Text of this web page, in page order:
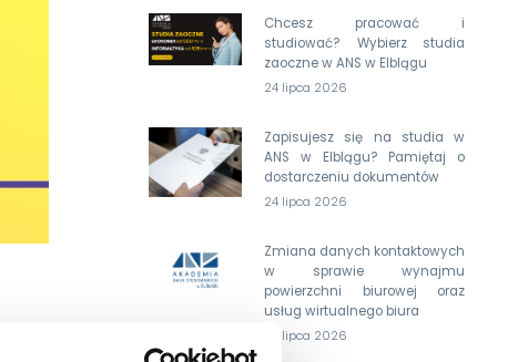
Chcesz pracować i
studiować? Wybierz studia
zaoczne w ANS w Elblągu
24 lipca 2026
Zapisujesz się na studia w
ANS w Elblągu? Pamiętaj o
dostarczeniu dokumentów
24 lipca 2026
Zmiana danych kontaktowych
w sprawie wynajmu
powierzchni biurowej oraz
usług wirtualnego biura
24 lipca 2026